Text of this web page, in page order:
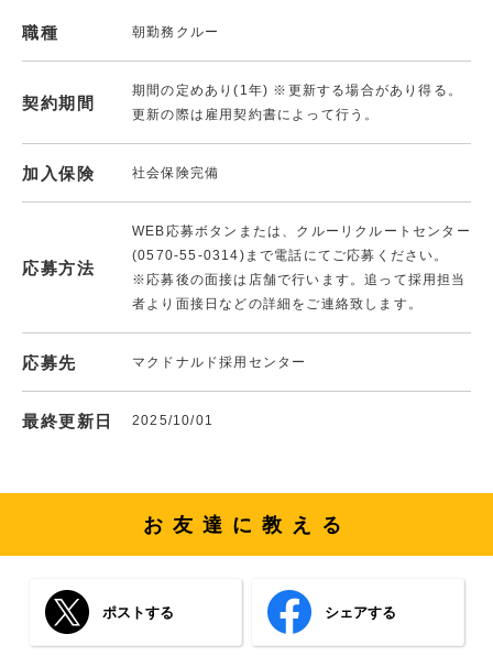
職種 朝勤務クルー
契約期間
期間の定めあり(1年) ※更新する場合があり得る。
更新の際は雇用契約書によって行う。
加入保険 社会保険完備
応募方法
WEB応募ボタンまたは、クルーリクルートセンター
(0570-55-0314)まで電話にてご応募ください。
※応募後の面接は店舗で行います。追って採用担当
者より面接日などの詳細をご連絡致します。
応募先 マクドナルド採用センター
最終更新日 2025/10/01
お友達に教える
ポストする シェアする